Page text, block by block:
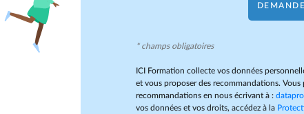
* champs obligatoires
ICI Formation collecte vos données
et vous proposer des recommandations.
recommandations en nous écrivant à :
vos données et vos droits, accédez à la